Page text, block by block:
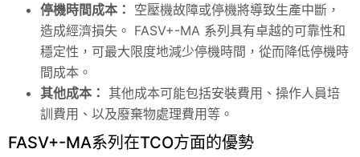
停機時間成本： 空壓機故障或停機將導致生產中斷，
造成經濟損失。 FASV+-MA 系列具有卓越的可靠性和
穩定性，可最大限度地減少停機時間，從而降低停機時
間成本。
其他成本： 其他成本可能包括安裝費用、操作人員培
訓費用、以及廢棄物處理費用等。
FASV+-MA系列在TCO方面的優勢